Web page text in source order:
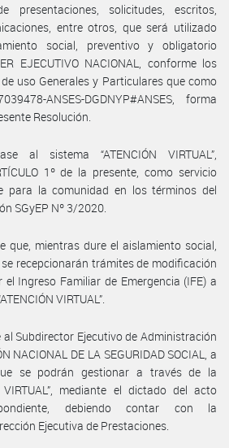
presentaciones, solicitudes, escritos,
entre otros, que será utilizado
social, preventivo y obligatorio
EJECUTIVO NACIONAL, conforme los
uso Generales y Particulares que como
ANSES-DGDNYP#ANSES, forma
Resolución.
al sistema “ATENCIÓN VIRTUAL”,
1º de la presente, como servicio
para la comunidad en los términos del
SGyEP Nº 3/2020.
que, mientras dure el aislamiento social,
recepcionarán trámites de modificación
Ingreso Familiar de Emergencia (IFE) a
VIRTUAL”.
al Subdirector Ejecutivo de Administración
NACIONAL DE LA SEGURIDAD SOCIAL, a
se podrán gestionar a través de la
VIRTUAL”, mediante el dictado del acto
debiendo contar con la
Ejecutiva de Prestaciones.